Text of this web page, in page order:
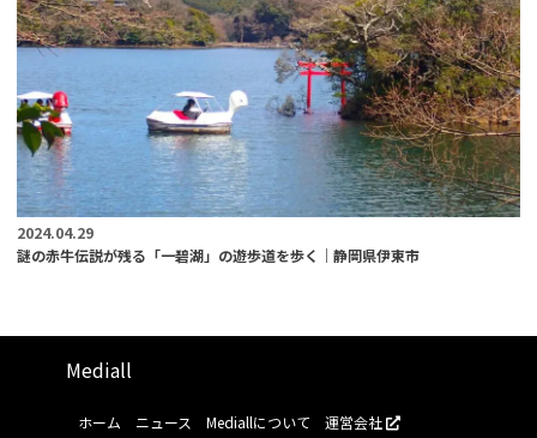
2024.04.29
謎の赤牛伝説が残る「一碧湖」の遊歩道を歩く｜静岡県伊東市
Mediall
ホーム ニュース Mediallについて 運営会社